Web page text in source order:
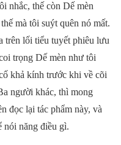
nhắc, thế còn Dế mèn
mà tôi suýt quên nó mất.
trên lối tiểu tuyết phiêu lưu
trọng Dế mèn như tôi
khả kính trước khi về cõi
người khác, thì mong
đọc lại tác phẩm này, và
nói năng điều gì.